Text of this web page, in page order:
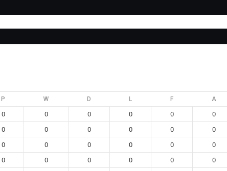
P W D L F A
0 0 0 0 0 0
0 0 0 0 0 0
0 0 0 0 0 0
0 0 0 0 0 0